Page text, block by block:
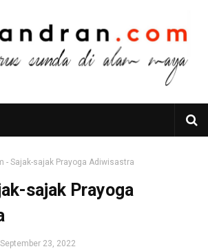
- Sajak-sajak Prayoga Adiwisastra
sajak Prayoga
September 23, 2022